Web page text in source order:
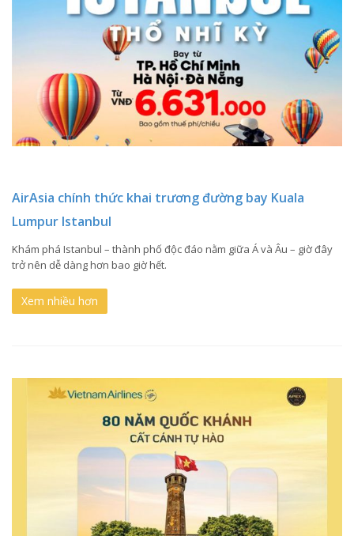
AirAsia chính thức khai trương đường bay Kuala
Lumpur Istanbul
Khám phá Istanbul – thành phố độc đáo nằm giữa Á và Âu – giờ đây
trở nên dễ dàng hơn bao giờ hết.
Xem nhiều hơn